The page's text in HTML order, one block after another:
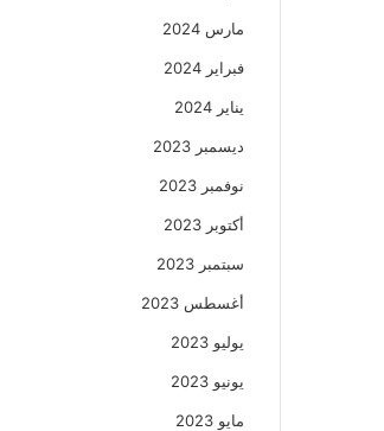
مارس 2024
فبراير 2024
يناير 2024
ديسمبر 2023
نوفمبر 2023
أكتوبر 2023
سبتمبر 2023
أغسطس 2023
يوليو 2023
يونيو 2023
مايو 2023